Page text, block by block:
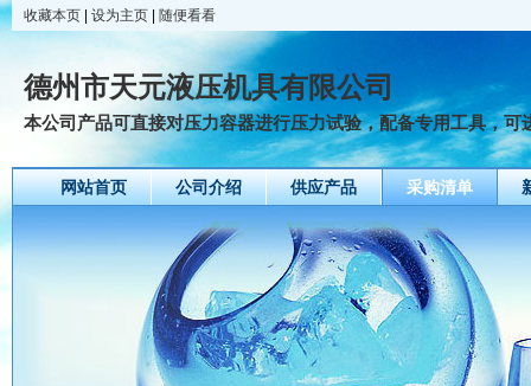
收藏本页 设为主页 随便看看
德州市天元液压机具有限公司
本公司产品可直接对压力容器进行压力试验，配备专用工具，可
网站首页 公司介绍 供应产品 采购清单